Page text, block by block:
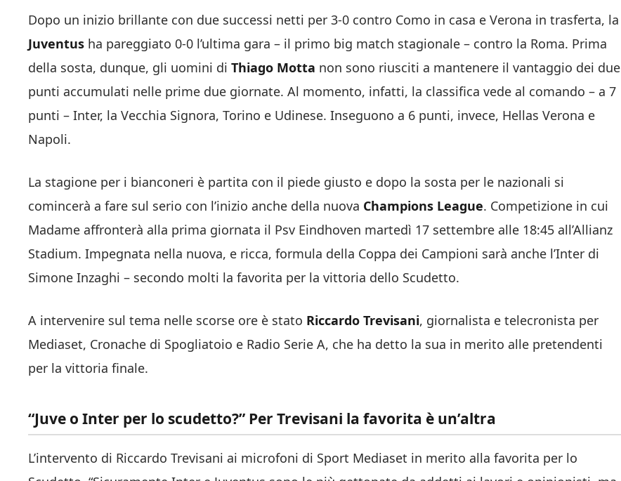
Dopo un inizio brillante con due successi netti per 3-0 contro Como in casa e Verona in trasferta, la
Juventus ha pareggiato 0-0 l’ultima gara – il primo big match stagionale – contro la Roma. Prima
della sosta, dunque, gli uomini di Thiago Motta non sono riusciti a mantenere il vantaggio dei due
punti accumulati nelle prime due giornate. Al momento, infatti, la classifica vede al comando – a 7
punti – Inter, la Vecchia Signora, Torino e Udinese. Inseguono a 6 punti, invece, Hellas Verona e
Napoli.
La stagione per i bianconeri è partita con il piede giusto e dopo la sosta per le nazionali si
comincerà a fare sul serio con l’inizio anche della nuova Champions League. Competizione in cui
Madame affronterà alla prima giornata il Psv Eindhoven martedì 17 settembre alle 18:45 all’Allianz
Stadium. Impegnata nella nuova, e ricca, formula della Coppa dei Campioni sarà anche l’Inter di
Simone Inzaghi – secondo molti la favorita per la vittoria dello Scudetto.
A intervenire sul tema nelle scorse ore è stato Riccardo Trevisani, giornalista e telecronista per
Mediaset, Cronache di Spogliatoio e Radio Serie A, che ha detto la sua in merito alle pretendenti
per la vittoria finale.
“Juve o Inter per lo scudetto?” Per Trevisani la favorita è un’altra
L’intervento di Riccardo Trevisani ai microfoni di Sport Mediaset in merito alla favorita per lo